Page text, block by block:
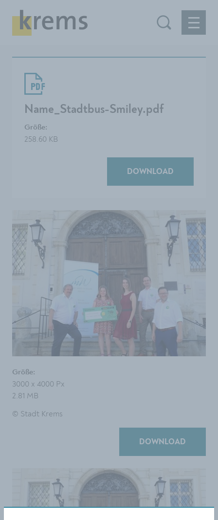
Name_Stadtbus-Smiley.pdf
Größe:
258.60 KB
DOWNLOAD
Größe:
3000 x 4000 Px
2.81 MB
© Stadt Krems
DOWNLOAD